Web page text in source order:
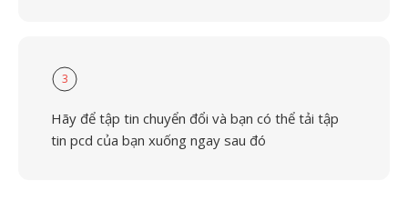
3
Hãy để tập tin chuyển đổi và bạn có thể tải tập
tin pcd của bạn xuống ngay sau đó